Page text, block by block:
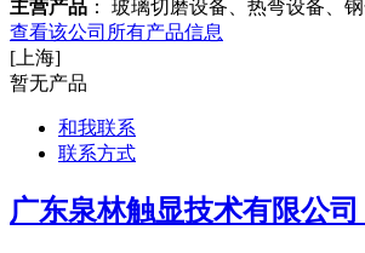
主营产品 ： 玻璃切磨设备、热弯设备、
查看该公司所有产品信息
[上海]
暂无产品
和我联系
联系方式
广东泉林触显技术有限公司